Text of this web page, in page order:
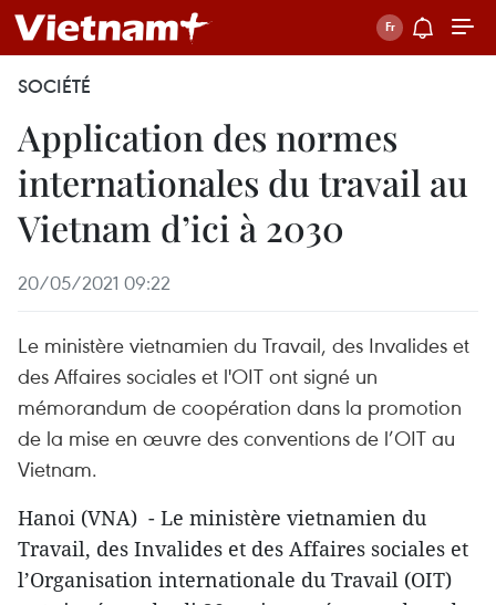
SOCIÉTÉ
Application des normes
internationales du travail au
Vietnam d’ici à 2030
20/05/2021 09:22
Le ministère vietnamien du Travail, des Invalides et
des Affaires sociales et l'OIT ont signé un
mémorandum de coopération dans la promotion
de la mise en œuvre des conventions de l’OIT au
Vietnam.
Hanoi (VNA) - Le ministère vietnamien du
Travail, des Invalides et des Affaires sociales et
l’Organisation internationale du Travail (OIT)